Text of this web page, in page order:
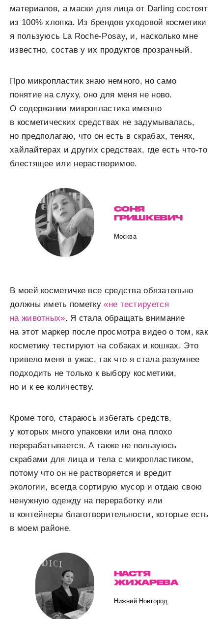
материалов, а маски для лица от Darling состоят
из 100% хлопка. Из брендов уходовой косметики
я пользуюсь La Roche-Posay, и, насколько мне
известно, состав у их продуктов прозрачный.
Про микропластик знаю немного, но само
понятие на слуху, оно для меня не ново.
О содержании микропластика именно
в косметических средствах не задумывалась,
но предполагаю, что он есть в скрабах, тенях,
хайлайтерах и других средствах, где есть что-то
блестящее или нерастворимое.
СОНЯ
ГРИШКЕВИЧ
Москва
В моей косметичке все средства обязательно
должны иметь пометку«не тестируется
на животных». Я стала обращать внимание
на этот маркер после просмотра видео о том, как
косметику тестируют на собаках и кошках. Это
привело меня в ужас, так что я стала разумнее
подходить не только к выбору косметики,
но и к ее количеству.
Кроме того, стараюсь избегать средств,
у которых много упаковки или она плохо
перерабатывается. А также не пользуюсь
скрабами для лица и тела с микропластиком,
потому что он не растворяется и вредит
экологии, всегда сортирую мусор и отдаю свою
ненужную одежду на переработку или
в контейнеры благотворительности, которые есть
в моем районе.
НАСТЯ
ЖИХАРЕВА
Нижний Новгород